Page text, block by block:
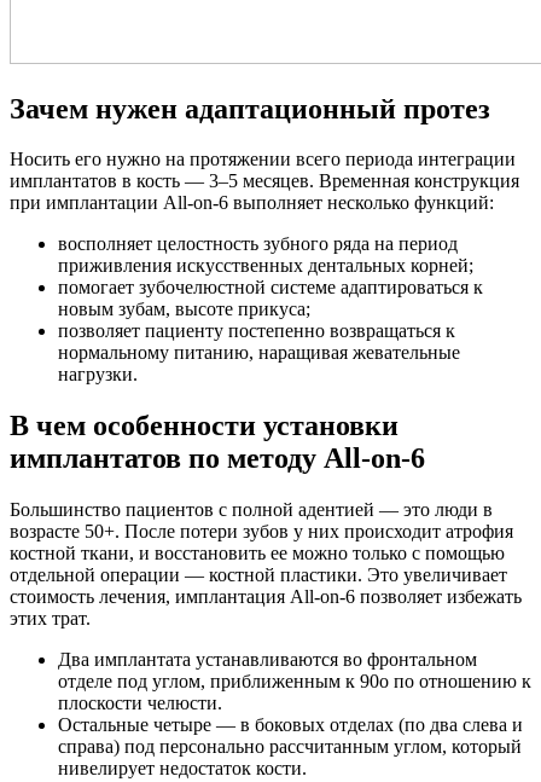
Зачем нужен адаптационный протез
Носить его нужно на протяжении всего периода интеграции
имплантатов в кость — 3–5 месяцев. Временная конструкция
при имплантации All-on-6 выполняет несколько функций:
восполняет целостность зубного ряда на период
приживления искусственных дентальных корней;
помогает зубочелюстной системе адаптироваться к
новым зубам, высоте прикуса;
позволяет пациенту постепенно возвращаться к
нормальному питанию, наращивая жевательные
нагрузки.
В чем особенности установки
имплантатов по методу All-on-6
Большинство пациентов с полной адентией — это люди в
возрасте 50+. После потери зубов у них происходит атрофия
костной ткани, и восстановить ее можно только с помощью
отдельной операции — костной пластики. Это увеличивает
стоимость лечения, имплантация All-on-6 позволяет избежать
этих трат.
Два имплантата устанавливаются во фронтальном
отделе под углом, приближенным к 90о по отношению к
плоскости челюсти.
Остальные четыре — в боковых отделах (по два слева и
справа) под персонально рассчитанным углом, который
нивелирует недостаток кости.